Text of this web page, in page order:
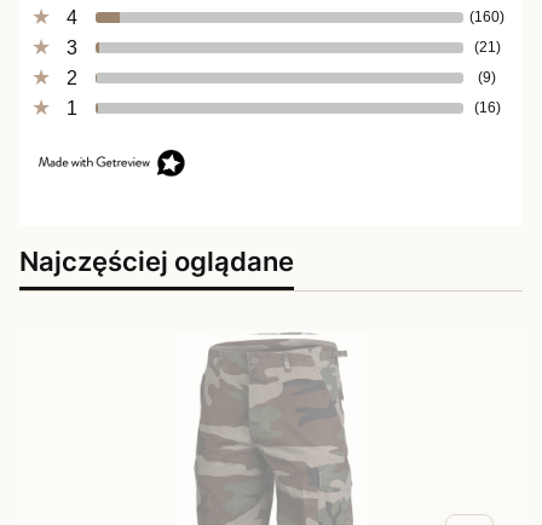
4 (160)
3 (21)
2 (9)
1 (16)
Najczęściej oglądane